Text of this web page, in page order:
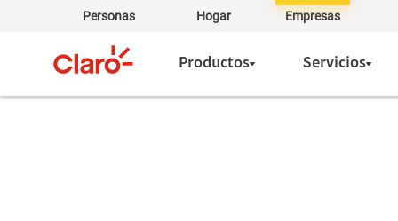
Personas Hogar Empresas
Productos Servicios